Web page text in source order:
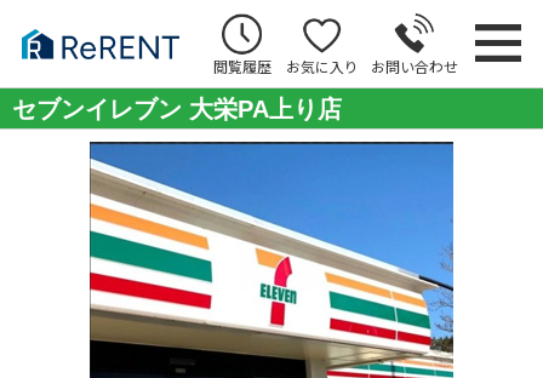
閲覧履歴 お気に入り お問い合わせ
セブンイレブン 大栄PA上り店